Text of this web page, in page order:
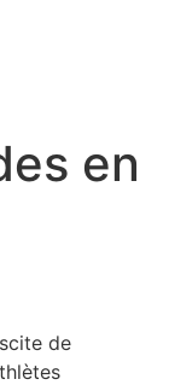
en
de